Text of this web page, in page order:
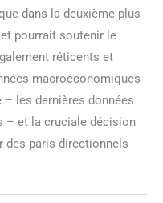
dans la deuxième plus
pourrait soutenir le
réticents et
macroéconomiques
les dernières données
– et la cruciale décision
des paris directionnels